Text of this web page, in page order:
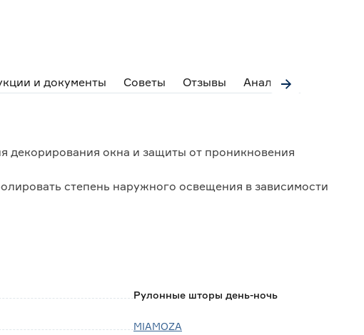
и документы Советы Отзывы Аналоги
декорирования окна и защиты от проникновения
степень наружного освещения в зависимости
двухслойного полотна.Рулонные шторы день-ночь
MIAMOZA